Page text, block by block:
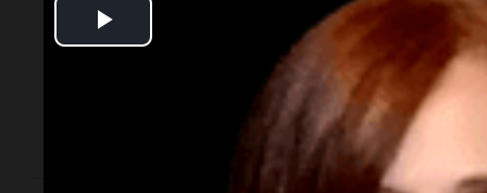
El reconocido actor contó a Cadena 3
que se trata de
un unipersonal sobre un empresario de mal genio,
que recibe un trasplante de corazón de una prostituta
negra dominicana y empieza a sentir lo mismo que